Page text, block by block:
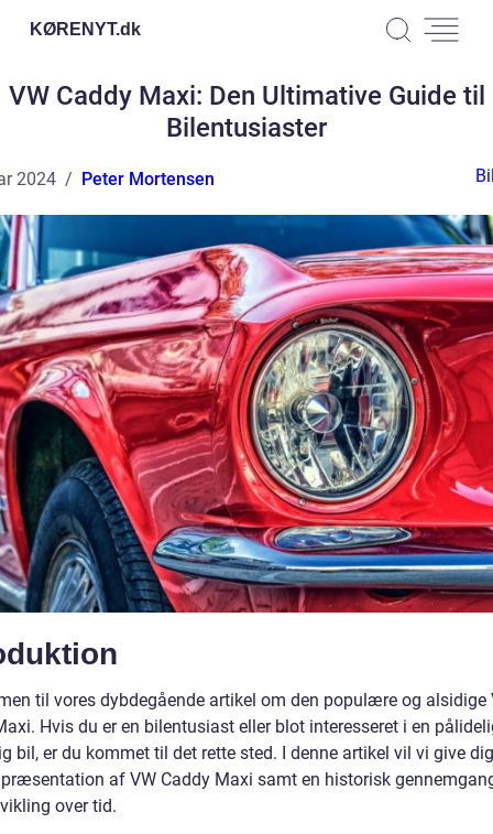
KØRENYT.dk
VW Caddy Maxi: Den Ultimative Guide til
Bilentusiaster
2024 Peter Mortensen
til vores dybdegående artikel om den populære og alsidige
Hvis du er en bilentusiast eller blot interesseret i en
bil, er du kommet til det rette sted. I denne artikel vil vi give
af VW Caddy Maxi samt en historisk
over tid.